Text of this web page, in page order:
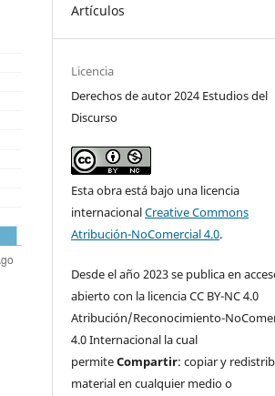
Artículos
Licencia
Derechos de autor 2024 Estudios del
Discurso
Esta obra está bajo una licencia
internacionalCreative Commons
Atribución-NoComercial 4.0.
Desde el año 2023 se publica en
abierto con la licencia CC BY-NC 4.0
Atribución/Reconocimiento-
4.0 Internacional la cual
permiteCompartir: copiar y
material en cualquier medio o